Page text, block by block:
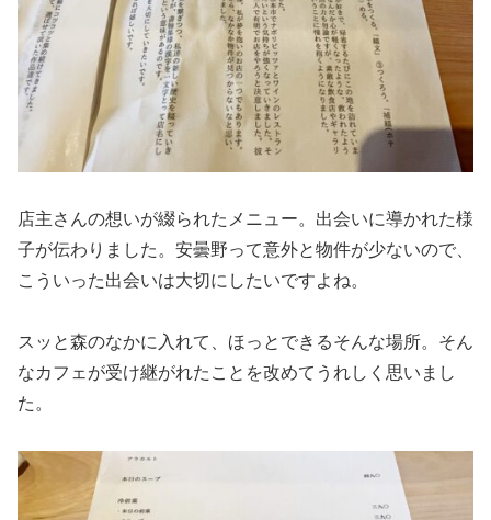
店主さんの想いが綴られたメニュー。出会いに導かれた様
子が伝わりました。安曇野って意外と物件が少ないので、
こういった出会いは大切にしたいですよね。
スッと森のなかに入れて、ほっとできるそんな場所。そん
なカフェが受け継がれたことを改めてうれしく思いまし
た。